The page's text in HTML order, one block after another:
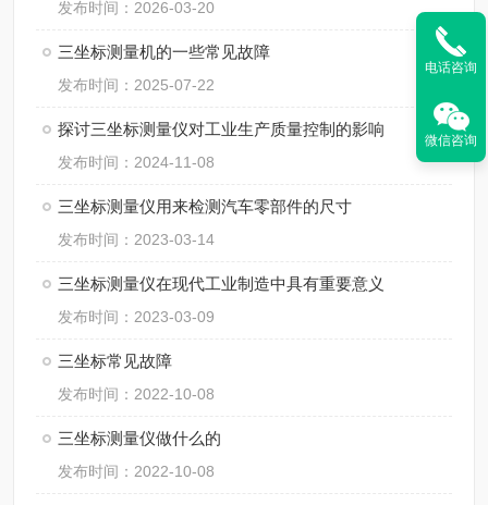
发布时间：2026-03-20
三坐标测量机的一些常见故障
发布时间：2025-07-22
探讨三坐标测量仪对工业生产质量控制的影响
发布时间：2024-11-08
三坐标测量仪用来检测汽车零部件的尺寸
发布时间：2023-03-14
三坐标测量仪在现代工业制造中具有重要意义
发布时间：2023-03-09
三坐标常见故障
发布时间：2022-10-08
三坐标测量仪做什么的
发布时间：2022-10-08
电话咨询
微信咨询